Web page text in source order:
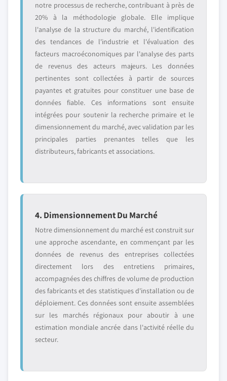
notre processus de recherche, contribuant à près de
20% à la méthodologie globale. Elle implique
l'analyse de la structure du marché, l'identification
des tendances de l'industrie et l'évaluation des
facteurs macroéconomiques par l'analyse des parts
de revenus des acteurs majeurs. Les données
pertinentes sont collectées à partir de sources
payantes et gratuites pour constituer une base de
données fiable. Ces informations sont ensuite
intégrées pour soutenir la recherche primaire et le
dimensionnement du marché, avec validation par les
principales parties prenantes telles que les
distributeurs, fabricants et associations.
4. Dimensionnement Du Marché
Notre dimensionnement du marché est construit sur
une approche ascendante, en commençant par les
données de revenus des entreprises collectées
directement lors des entretiens primaires,
accompagnées des chiffres de volume de production
des fabricants et des statistiques d'installation ou de
déploiement. Ces données sont ensuite assemblées
sur les marchés régionaux pour aboutir à une
estimation mondiale ancrée dans l'activité réelle du
secteur.